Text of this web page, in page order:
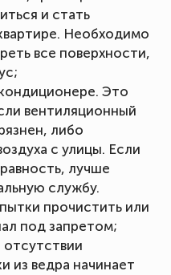
и стать
Необходимо
все поверхности,
Это
вентиляционный
либо
с улицы. Если
лучше
службу.
прочистить или
под запретом;
из ведра начинает